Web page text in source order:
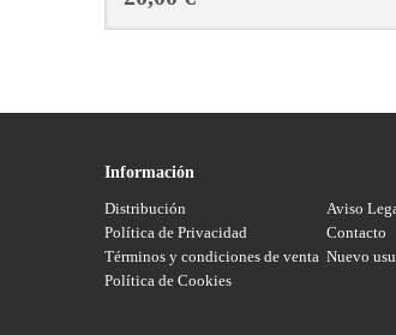
Información
Distribución
Aviso
Política de Privacidad
Contacto
Términos y condiciones de venta Nuevo
Política de Cookies